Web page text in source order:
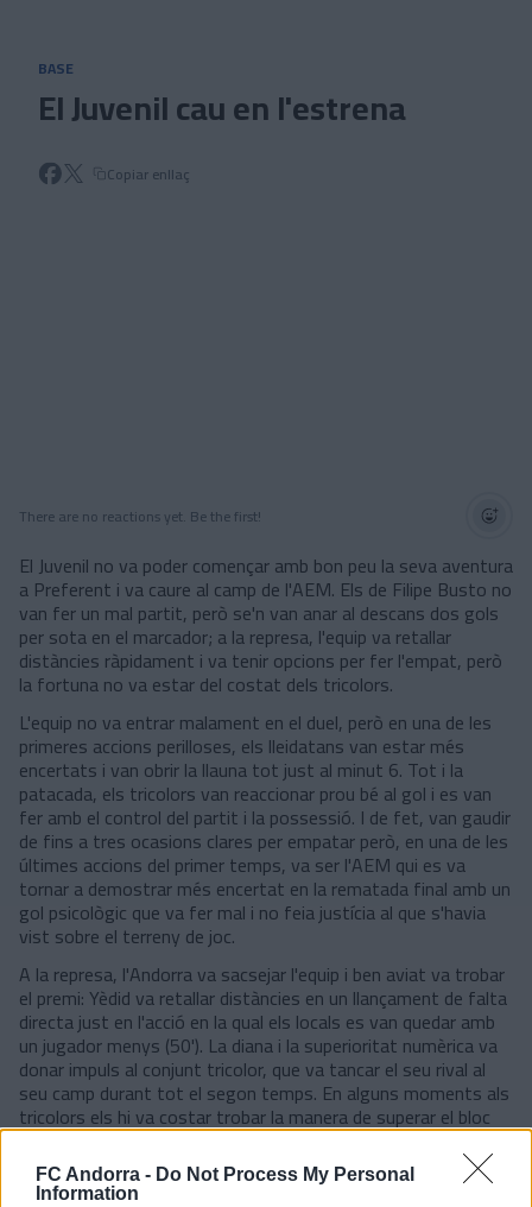
FC Andorra - Do Not Process My Personal
Information
BASE
El Juvenil cau en l'estrena
Copiar enllaç
There are no reactions yet. Be the first!
El Juvenil no va poder començar amb bon peu la seva aventura
a Preferent i va caure al camp de l'AEM. Els de Filipe Busto no
van fer un mal partit, però se'n van anar al descans dos gols
per sota en el marcador; a la represa, l'equip va retallar
distàncies ràpidament i va tenir opcions per fer l'empat, però
la fortuna no va estar del costat dels tricolors.
L'equip no va entrar malament en el duel, però en una de les
primeres accions perilloses, els lleidatans van estar més
encertats i van obrir la llauna tot just al minut 6. Tot i la
patacada, els tricolors van reaccionar prou bé al gol i es van
fer amb el control del partit i la possessió. I de fet, van gaudir
de fins a tres ocasions clares per empatar però, en una de les
últimes accions del primer temps, va ser l'AEM qui es va
tornar a demostrar més encertat en la rematada final amb un
gol psicològic que va fer mal i no feia justícia al que s'havia
vist sobre el terreny de joc.
A la represa, l'Andorra va sacsejar l'equip i ben aviat va trobar
el premi: Yèdid va retallar distàncies en un llançament de falta
directa just en l'acció en la qual els locals es van quedar amb
un jugador menys (50'). La diana i la superioritat numèrica va
donar impuls al conjunt tricolor, que va tancar el seu rival al
seu camp durant tot el segon temps. En alguns moments als
tricolors els hi va costar trobar la manera de superar el bloc
defensiu que plantejava l'AEM, tot i que van gaudir d'ocasions
per empatar, la més clara una doble rematada al pal de Pere
Simonet.